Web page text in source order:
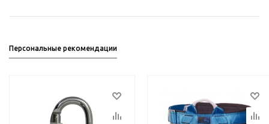
Персональные рекомендации